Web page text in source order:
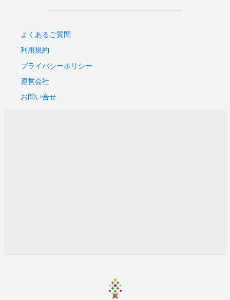
よくあるご質問
利用規約
プライバシーポリシー
運営会社
お問い合せ